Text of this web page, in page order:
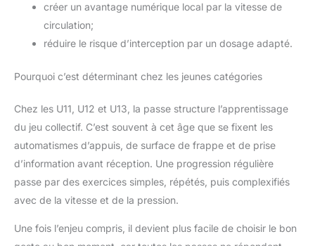
créer un avantage numérique local par la vitesse de
circulation;
réduire le risque d’interception par un dosage adapté.
Pourquoi c’est déterminant chez les jeunes catégories
Chez les U11, U12 et U13, la passe structure l’apprentissage
du jeu collectif. C’est souvent à cet âge que se fixent les
automatismes d’appuis, de surface de frappe et de prise
d’information avant réception. Une progression régulière
passe par des exercices simples, répétés, puis complexifiés
avec de la vitesse et de la pression.
Une fois l’enjeu compris, il devient plus facile de choisir le bon